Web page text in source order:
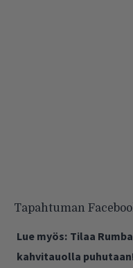
Tapahtuman
Lue myös: Tilaa
kahvitauolla